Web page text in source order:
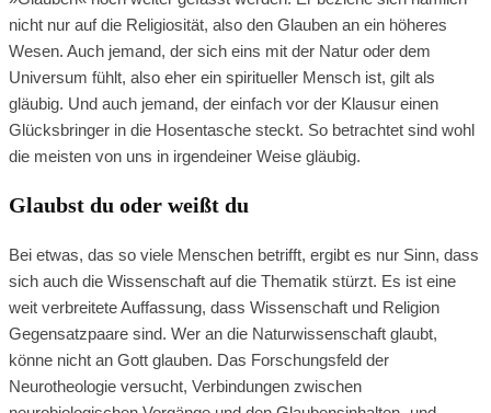
nicht nur auf die Religiosität, also den Glauben an ein höheres
Wesen. Auch jemand, der sich eins mit der Natur oder dem
Universum fühlt, also eher ein spiritueller Mensch ist, gilt als
gläubig. Und auch jemand, der einfach vor der Klausur einen
Glücksbringer in die Hosentasche steckt. So betrachtet sind wohl
die meisten von uns in irgendeiner Weise gläubig.
Glaubst du oder weißt du
Bei etwas, das so viele Menschen betrifft, ergibt es nur Sinn, dass
sich auch die Wissenschaft auf die Thematik stürzt. Es ist eine
weit verbreitete Auffassung, dass Wissenschaft und Religion
Gegensatzpaare sind. Wer an die Naturwissenschaft glaubt,
könne nicht an Gott glauben. Das Forschungsfeld der
Neurotheologie versucht, Verbindungen zwischen